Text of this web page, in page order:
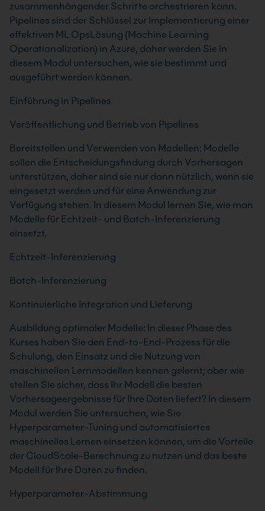
zusammenhängender Schritte orchestrieren kann.
Pipelines sind der Schlüssel zur Implementierung einer
effektiven ML OpsLösung (Machine Learning
Operationalization) in Azure, daher werden Sie in
diesem Modul untersuchen, wie sie bestimmt und
ausgeführt werden können.
Einführung in Pipelines
Veröffentlichung und Betrieb von Pipelines
Bereitstellen und Verwenden von Modellen: Modelle
sollen die Entscheidungsfindung durch Vorhersagen
unterstützen, daher sind sie nur dann nützlich, wenn sie
eingesetzt werden und für eine Anwendung zur
Verfügung stehen. In diesem Modul lernen Sie, wie man
Modelle für Echtzeit- und Batch-Inferenzierung
einsetzt.
Echtzeit-Inferenzierung
Batch-Inferenzierung
Kontinuierliche Integration und Lieferung
Ausbildung optimaler Modelle: In dieser Phase des
Kurses haben Sie den End-to-End-Prozess für die
Schulung, den Einsatz und die Nutzung von
maschinellen Lernmodellen kennen gelernt; aber wie
stellen Sie sicher, dass Ihr Modell die besten
Vorhersageergebnisse für Ihre Daten liefert? In diesem
Modul werden Sie untersuchen, wie Sie
Hyperparameter-Tuning und automatisiertes
maschinelles Lernen einsetzen können, um die Vorteile
der CloudScale-Berechnung zu nutzen und das beste
Modell für Ihre Daten zu finden.
Hyperparameter-Abstimmung